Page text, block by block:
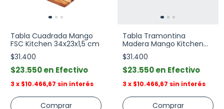
Tabla Cuadrada Mango
FSC Kitchen 34x23x1,5 cm
$31.400
$23.550 Efectivo
3 x $10.466,67 sin interés
Tabla Tramontina
Madera Mango Kitchen
48x19 cm
$31.400
$23.550 Efectivo
3 x $10.466,67 sin interés